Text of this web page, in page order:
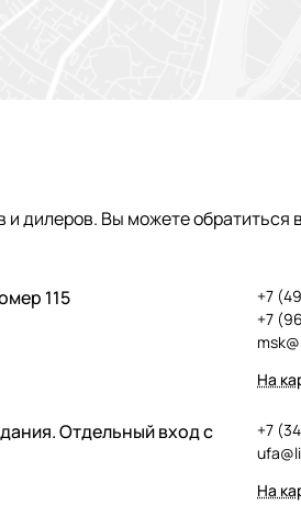
дилеров. Вы можете
115
+7
+7
На
Отдельный вход с
+7
На